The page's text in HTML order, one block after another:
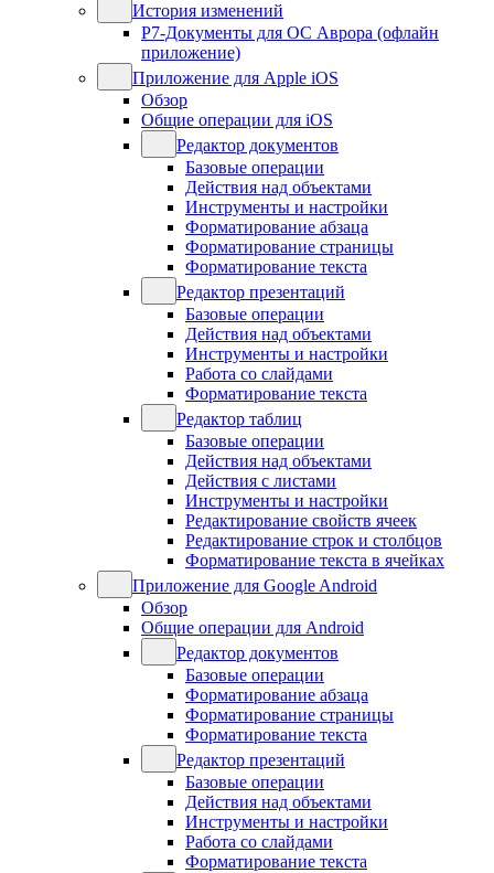
История изменений
Р7-Документы для ОС Аврора (офлайн
приложение)
Приложение для Apple iOS
Обзор
Общие операции для iOS
Редактор документов
Базовые операции
Действия над объектами
Инструменты и настройки
Форматирование абзаца
Форматирование страницы
Форматирование текста
Редактор презентаций
Базовые операции
Действия над объектами
Инструменты и настройки
Работа со слайдами
Форматирование текста
Редактор таблиц
Базовые операции
Действия над объектами
Действия с листами
Инструменты и настройки
Редактирование свойств ячеек
Редактирование строк и столбцов
Форматирование текста в ячейках
Приложение для Google Android
Обзор
Общие операции для Android
Редактор документов
Базовые операции
Форматирование абзаца
Форматирование страницы
Форматирование текста
Редактор презентаций
Базовые операции
Действия над объектами
Инструменты и настройки
Работа со слайдами
Форматирование текста